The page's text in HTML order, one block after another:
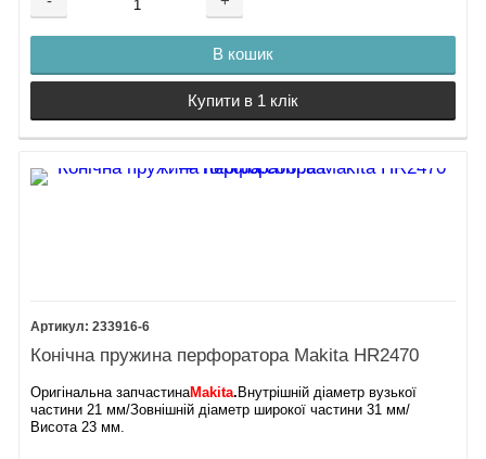
В кошик
Купити в 1 клік
233916-6
Конічна пружина перфоратора Makita HR2470
Оригінальна запчастинаMakita. Внутрішній діаметр вузької
частини 21 мм/Зовнішній діаметр широкої частини 31 мм/
Висота 23 мм.